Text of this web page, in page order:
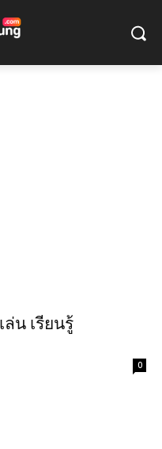
ล่น เรียนรู้
0